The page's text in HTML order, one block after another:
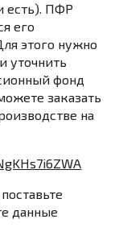
есть). ПФР
его
этого нужно
уточнить
фонд
заказать
на
данные